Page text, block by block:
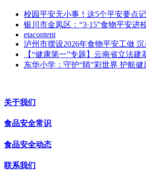
校园平安无小事！这5个平安要点
银川市金凤区：“3·15”食物平安进
etacontent
泸州市摆设2026年食物平安工做
【“健康第一”专题】云南省立法建
东华小学：守护“睛”彩世界 护航健
关于我们
食品安全常识
食品安全动态
联系我们